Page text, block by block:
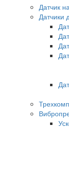
Датчик
Датчики